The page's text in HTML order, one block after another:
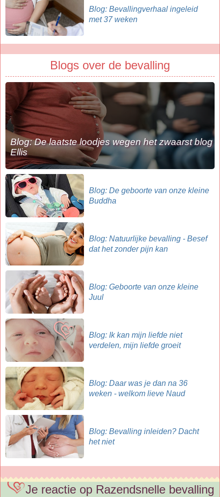
Blog: Bevallingverhaal ingeleid
met 37 weken
Blogs over de bevalling
Blog: De laatste loodjes wegen het zwaarst blog
Ellis
Blog: De geboorte van onze kleine
Buddha
Blog: Natuurlijke bevalling - Besef
dat het zonder pijn kan
Blog: Geboorte van onze kleine
Juul
Blog: Ik kan mijn liefde niet
verdelen, mijn liefde groeit
Blog: Daar was je dan na 36
weken - welkom lieve Naud
Blog: Bevalling inleiden? Dacht
het niet
Je reactie op Razendsnelle bevalling